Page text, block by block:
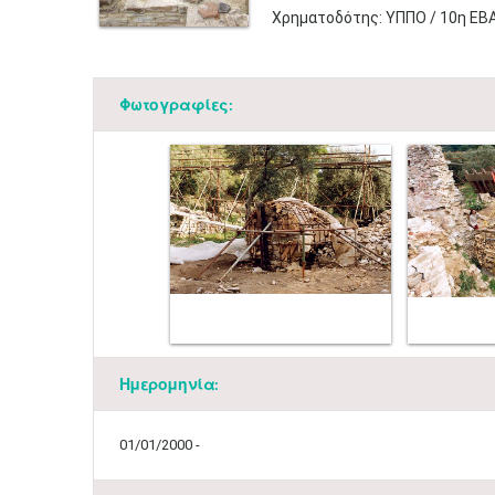
Χρηματοδότης: ΥΠΠΟ / 10η
Φωτογραφίες:
Ημερομηνία:
01/01/2000 -